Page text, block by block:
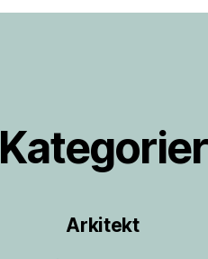
Kategorier
Arkitekt